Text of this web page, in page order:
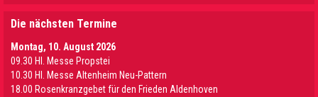
Die nächsten Termine
Montag, 10. August 2026
09.30 Hl. Messe Propstei
10.30 Hl. Messe Altenheim Neu-Pattern
18.00 Rosenkranzgebet für den Frieden Aldenhoven